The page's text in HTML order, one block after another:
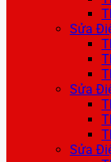
Sửa
Sửa
Sửa